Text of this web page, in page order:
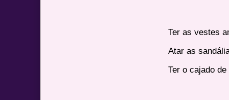
Ter as vestes
Atar as
Ter o cajado